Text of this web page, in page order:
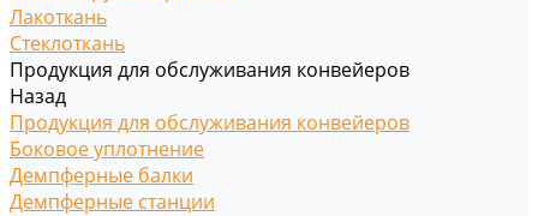
Лакоткань
Стеклоткань
Продукция для обслуживания конвейеров
Назад
Продукция для обслуживания конвейеров
Боковое уплотнение
Демпферные балки
Демпферные станции